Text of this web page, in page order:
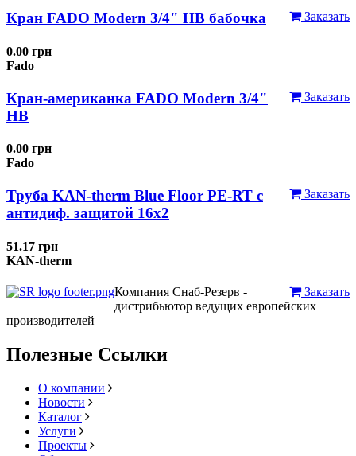
Заказать
Кран FADO Modern 3/4" НВ бабочка
0.00 грн
Fado
Заказать
Кран-американка FADO Modern 3/4"
НВ
0.00 грн
Fado
Заказать
Труба KAN-therm Blue Floor PE-RT с
антидиф. защитой 16х2
51.17 грн
KAN-therm
Заказать
Компания Снаб-Резерв -
дистрибьютор ведущих европейских
производителей
Полезные Ссылки
О компании
Новости
Каталог
Услуги
Проекты